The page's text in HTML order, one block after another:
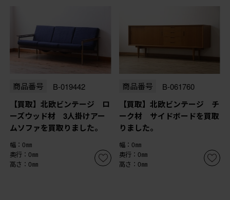
商品番号 B-019442
【買取】北欧ビンテージ ロ
ーズウッド材 3人掛けアー
ムソファを買取りました。
幅：0㎜
奥行：0㎜
高さ：0㎜
商品番号 B-061760
【買取】北欧ビンテージ チ
ーク材 サイドボードを買取
りました。
幅：0㎜
奥行：0㎜
高さ：0㎜